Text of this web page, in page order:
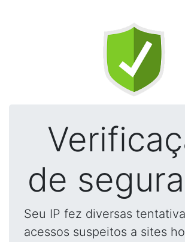
de
Seu IP fez diversas
acessos suspeitos a sites